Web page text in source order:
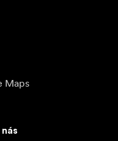
Maps
nás